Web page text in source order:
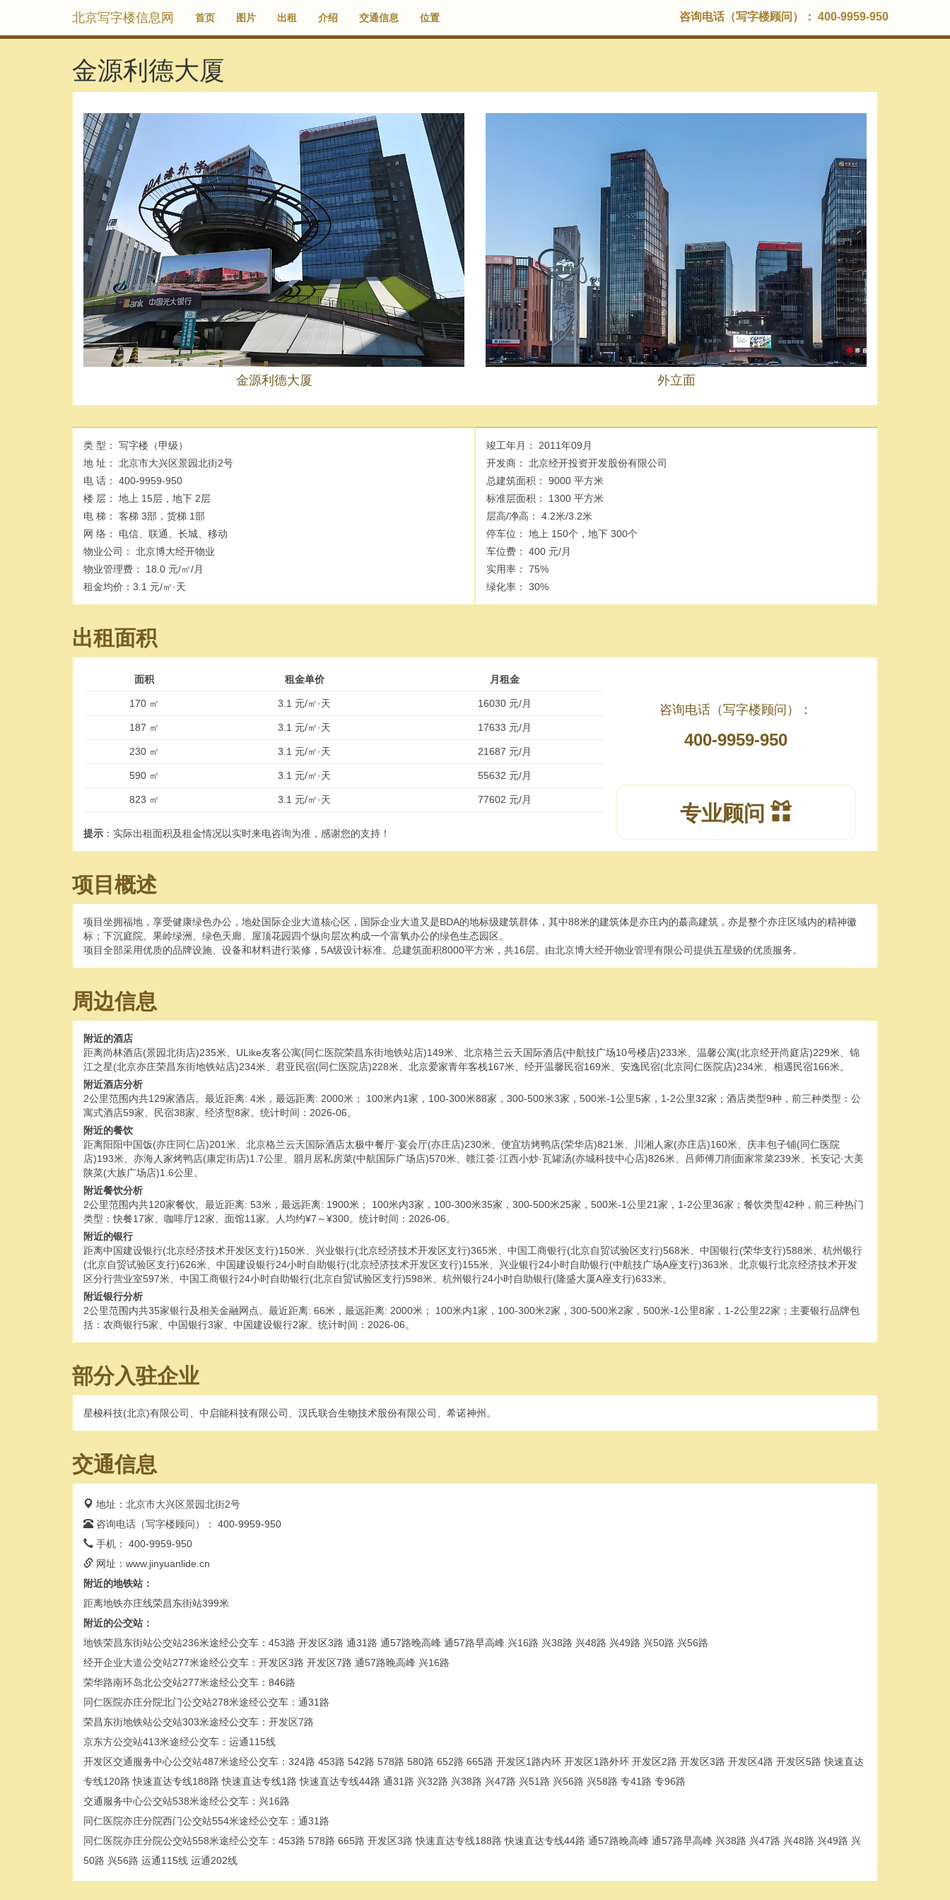
北京写字楼信息网 首页 图片 出租 介绍 交通信息 位置 咨询电话（写字楼顾问）： 400-9959-950
金源利德大厦
金源利德大厦 外立面
类 型：
写字楼（甲级）
地 址：
北京市大兴区景园北街2号
电 话：
400-9959-950
楼 层：
地上 15层，地下 2层
电 梯：
客梯 3部，货梯 1部
网 络：
电信、联通、长城、移动
物业公司：
北京博大经开物业
物业管理费：
18.0 元/㎡/月
租金均价： 3.1 元/㎡·天
竣工年月：
2011年09月
开发商：
北京经开投资开发股份有限公司
总建筑面积：
9000 平方米
标准层面积：
1300 平方米
层高/净高：
4.2米/3.2米
停车位：
地上 150个，地下 300个
车位费：
400 元/月
实用率：
75%
绿化率：
30%
出租面积
面积 租金单价 月租金
170 ㎡ 3.1 元/㎡·天 16030 元/月
187 ㎡ 3.1 元/㎡·天 17633 元/月
230 ㎡ 3.1 元/㎡·天 21687 元/月
590 ㎡ 3.1 元/㎡·天 55632 元/月
823 ㎡ 3.1 元/㎡·天 77602 元/月
提示 ：实际出租面积及租金情况以实时来电咨询为准，感谢您的支持！
咨询电话（写字楼顾问）：
400-9959-950
专业顾问
项目概述
项目坐拥福地，享受健康绿色办公，地处国际企业大道核心区，国际企业大道又是BDA的地标级建筑群体，其中88米的建筑体是亦庄内的蕞高建筑，亦是整个亦庄区域内的精神徽
标；下沉庭院、果岭绿洲、绿色天廊、屋顶花园四个纵向层次构成一个富氧办公的绿色生态园区。
项目全部采用优质的品牌设施、设备和材料进行装修，5A级设计标准。总建筑面积8000平方米，共16层。由北京博大经开物业管理有限公司提供五星级的优质服务。
周边信息
附近的酒店
距离尚林酒店(景园北街店)235米、ULike友客公寓(同仁医院荣昌东街地铁站店)149米、北京格兰云天国际酒店(中航技广场10号楼店)233米、温馨公寓(北京经开尚庭店)229米、锦
江之星(北京亦庄荣昌东街地铁站店)234米、君亚民宿(同仁医院店)228米、北京爱家青年客栈167米、经开温馨民宿169米、安逸民宿(北京同仁医院店)234米、相遇民宿166米。
附近酒店分析
2公里范围内共129家酒店。最近距离: 4米，最远距离: 2000米； 100米内1家，100-300米88家，300-500米3家，500米-1公里5家，1-2公里32家；酒店类型9种，前三种类型：公
寓式酒店59家、民宿38家、经济型8家。统计时间：2026-06。
附近的餐饮
距离阳阳中国饭(亦庄同仁店)201米、北京格兰云天国际酒店太极中餐厅·宴会厅(亦庄店)230米、便宜坊烤鸭店(荣华店)821米、川湘人家(亦庄店)160米、庆丰包子铺(同仁医院
店)193米、亦海人家烤鸭店(康定街店)1.7公里、朤月居私房菜(中航国际广场店)570米、赣江荟·江西小炒·瓦罐汤(亦城科技中心店)826米、吕师傅刀削面家常菜239米、长安记·大美
陕菜(大族广场店)1.6公里。
附近餐饮分析
2公里范围内共120家餐饮。最近距离: 53米，最远距离: 1900米； 100米内3家，100-300米35家，300-500米25家，500米-1公里21家，1-2公里36家；餐饮类型42种，前三种热门
类型：快餐17家、咖啡厅12家、面馆11家。人均约¥7～¥300。统计时间：2026-06。
附近的银行
距离中国建设银行(北京经济技术开发区支行)150米、兴业银行(北京经济技术开发区支行)365米、中国工商银行(北京自贸试验区支行)568米、中国银行(荣华支行)588米、杭州银行
(北京自贸试验区支行)626米、中国建设银行24小时自助银行(北京经济技术开发区支行)155米、兴业银行24小时自助银行(中航技广场A座支行)363米、北京银行北京经济技术开发
区分行营业室597米、中国工商银行24小时自助银行(北京自贸试验区支行)598米、杭州银行24小时自助银行(隆盛大厦A座支行)633米。
附近银行分析
2公里范围内共35家银行及相关金融网点。最近距离: 66米，最远距离: 2000米； 100米内1家，100-300米2家，300-500米2家，500米-1公里8家，1-2公里22家；主要银行品牌包
括：农商银行5家、中国银行3家、中国建设银行2家。统计时间：2026-06。
部分入驻企业
星梭科技(北京)有限公司、中启能科技有限公司、汉氏联合生物技术股份有限公司、希诺神州。
交通信息
地址：北京市大兴区景园北街2号
咨询电话（写字楼顾问）： 400-9959-950
手机： 400-9959-950
网址：www.jinyuanlide.cn
附近的地铁站：
距离地铁亦庄线荣昌东街站399米
附近的公交站：
地铁荣昌东街站公交站236米途经公交车：453路 开发区3路 通31路 通57路晚高峰 通57路早高峰 兴16路 兴38路 兴48路 兴49路 兴50路 兴56路
经开企业大道公交站277米途经公交车：开发区3路 开发区7路 通57路晚高峰 兴16路
荣华路南环岛北公交站277米途经公交车：846路
同仁医院亦庄分院北门公交站278米途经公交车：通31路
荣昌东街地铁站公交站303米途经公交车：开发区7路
京东方公交站413米途经公交车：运通115线
开发区交通服务中心公交站487米途经公交车：324路 453路 542路 578路 580路 652路 665路 开发区1路内环 开发区1路外环 开发区2路 开发区3路 开发区4路 开发区5路 快速直达
专线120路 快速直达专线188路 快速直达专线1路 快速直达专线44路 通31路 兴32路 兴38路 兴47路 兴51路 兴56路 兴58路 专41路 专96路
交通服务中心公交站538米途经公交车：兴16路
同仁医院亦庄分院西门公交站554米途经公交车：通31路
同仁医院亦庄分院公交站558米途经公交车：453路 578路 665路 开发区3路 快速直达专线188路 快速直达专线44路 通57路晚高峰 通57路早高峰 兴38路 兴47路 兴48路 兴49路 兴
50路 兴56路 运通115线 运通202线